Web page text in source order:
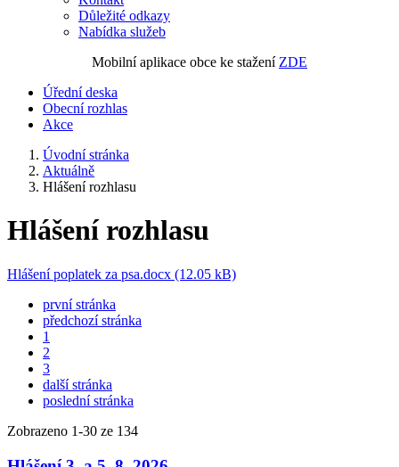
Důležité odkazy
Nabídka služeb
Mobilní aplikace obce ke stažení ZDE
Úřední deska
Obecní rozhlas
Akce
Úvodní stránka
Aktuálně
Hlášení rozhlasu
Hlášení rozhlasu
Hlášení poplatek za psa.docx (12.05 kB)
první stránka
předchozí stránka
1
2
3
další stránka
poslední stránka
Zobrazeno 1-30 ze 134